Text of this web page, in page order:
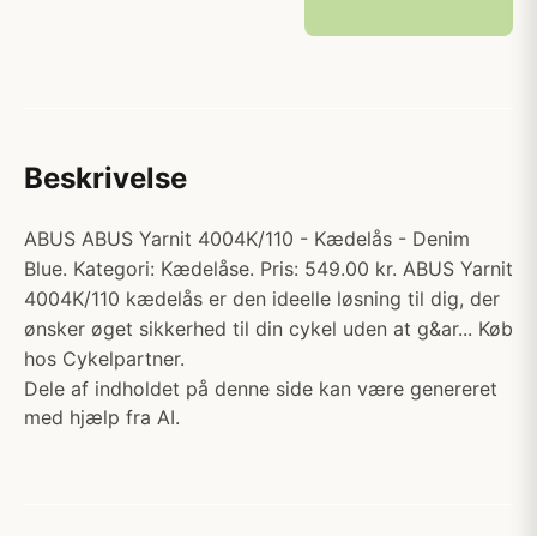
Beskrivelse
ABUS ABUS Yarnit 4004K/110 - Kædelås - Denim
Blue. Kategori: Kædelåse. Pris: 549.00 kr. ABUS Yarnit
4004K/110 kædelås er den ideelle løsning til dig, der
ønsker øget sikkerhed til din cykel uden at g&ar... Køb
hos Cykelpartner.
Dele af indholdet på denne side kan være genereret
med hjælp fra AI.